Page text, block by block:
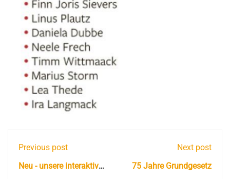
Previous post
Neu - unsere interaktive
Next post
75 Jahre Grundgesetz